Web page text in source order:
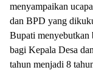
menyampaikan
dan BPD yang
Bupati menyebutkan
bagi Kepala Desa
tahun menjadi 8